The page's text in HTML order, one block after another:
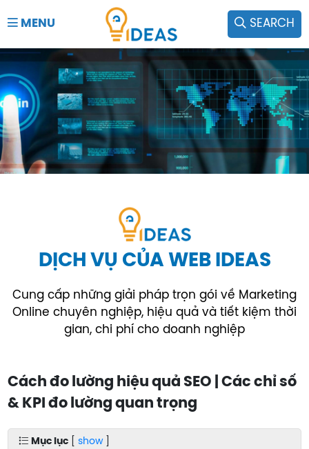
MENU SEARCH
DỊCH VỤ CỦA WEB IDEAS
Cung cấp những giải pháp trọn gói về Marketing
Online chuyên nghiệp, hiệu quả và tiết kiệm thời
gian, chi phí cho doanh nghiệp
Cách đo lường hiệu quả SEO | Các chỉ số
& KPI đo lường quan trọng
Mục lục [show]